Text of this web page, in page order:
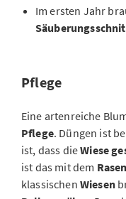
Im ersten Jahr
Pflege
Eine artenreiche
Pflege. Düngen ist
ist, dass dieWiese
ist das mit dem
klassischen Wiesen